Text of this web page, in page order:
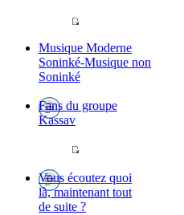
Musique Moderne
Soninké-Musique non
Soninké
Fans du groupe
Kassav
Vous écoutez quoi
là, maintenant tout
de suite ?